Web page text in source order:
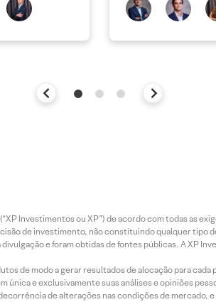
Investimentos ou XP”) de acordo com todas as
de investimento, não constituindo qualquer tipo
e foram obtidas de fontes públicas. A XP
de modo a gerar resultados de alocação para cada
e exclusivamente suas análises e opiniões
de alterações nas condições de mercado,